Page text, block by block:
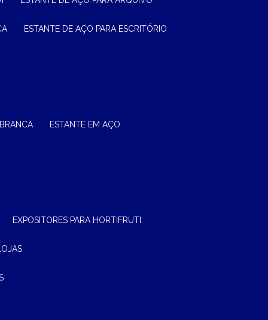
ESTANTE DE AÇO PARA ESCRITÓRIO
ESTANTE EM AÇO
EXPOSITORES PARA HORTIFRUTI